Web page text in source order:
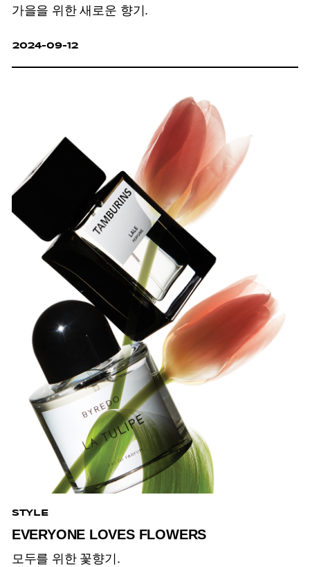
가을을 위한 새로운 향기.
2024-09-12
STYLE
EVERYONE LOVES FLOWERS
모두를 위한 꽃향기.